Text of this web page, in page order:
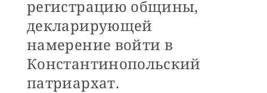
регистрацию общины,
декларирующей
намерение войти в
Константинопольский
патриархат.